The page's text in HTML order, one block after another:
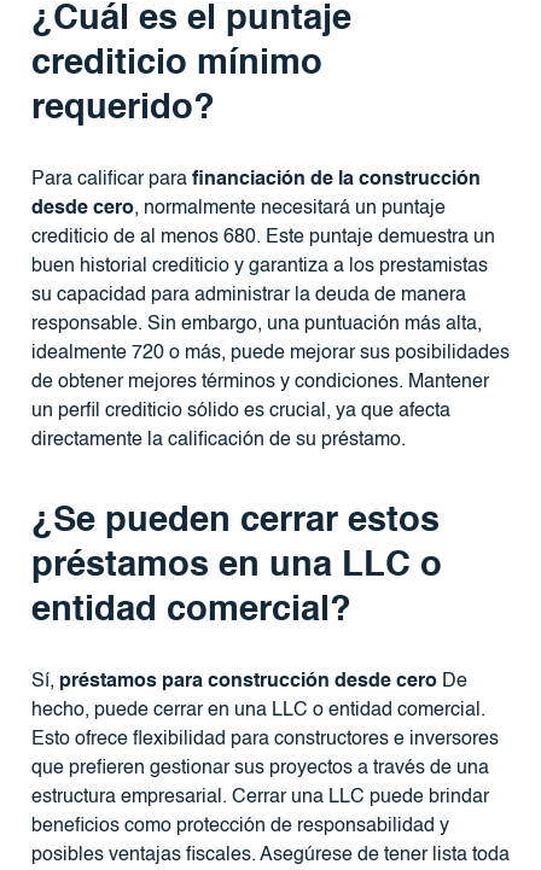
¿Cuál es el puntaje
crediticio mínimo
requerido?
Para calificar para financiación de la construcción
desde cero, normalmente necesitará un puntaje
crediticio de al menos 680. Este puntaje demuestra un
buen historial crediticio y garantiza a los prestamistas
su capacidad para administrar la deuda de manera
responsable. Sin embargo, una puntuación más alta,
idealmente 720 o más, puede mejorar sus posibilidades
de obtener mejores términos y condiciones. Mantener
un perfil crediticio sólido es crucial, ya que afecta
directamente la calificación de su préstamo.
¿Se pueden cerrar estos
préstamos en una LLC o
entidad comercial?
Sí, préstamos para construcción desde ceroDe
hecho, puede cerrar en una LLC o entidad comercial.
Esto ofrece flexibilidad para constructores e inversores
que prefieren gestionar sus proyectos a través de una
estructura empresarial. Cerrar una LLC puede brindar
beneficios como protección de responsabilidad y
posibles ventajas fiscales. Asegúrese de tener lista toda